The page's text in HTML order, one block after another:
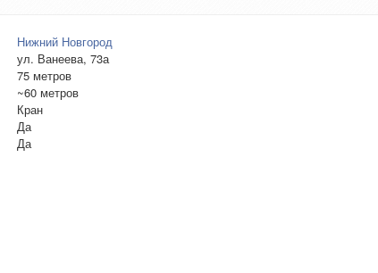
Нижний Новгород
ул. Ванеева, 73а
75 метров
~60 метров
Кран
Да
Да